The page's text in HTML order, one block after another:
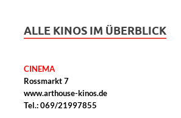
ALLE KINOS IM ÜBERBLICK
CINEMA
Rossmarkt 7
www.arthouse-kinos.de
Tel.: 069/21997855